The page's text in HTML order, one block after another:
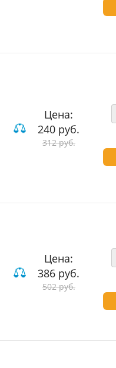
Цена:
240 руб.
312 руб.
Цена:
386 руб.
502 руб.